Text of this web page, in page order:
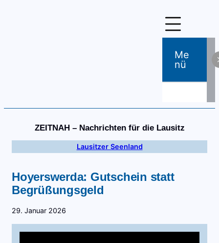
Me
Nü
ZEITNAH – Nachrichten für die Lausitz
Lausitzer Seenland
Hoyerswerda: Gutschein statt
Begrüßungsgeld
29. Januar 2026